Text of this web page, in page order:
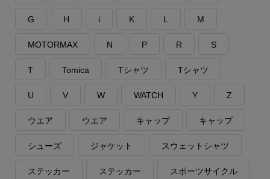
G H i K L M
MOTORMAX N P R S
T Tomica Tシャツ Tシャツ
U V W WATCH Y Z
ウエア ウエア キャップ キャップ
シューズ ジャケット スウェットシャツ
ステッカー ステッカー スポーツサイクル